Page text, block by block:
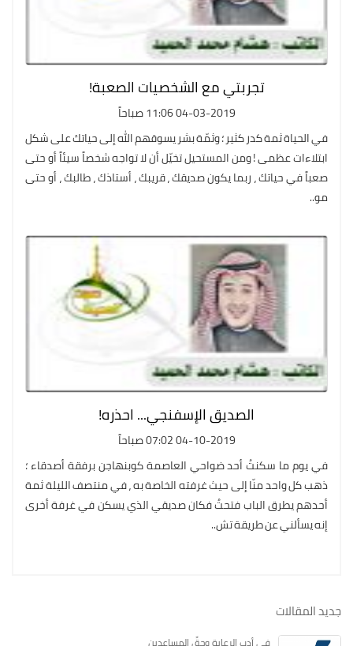
تجربتي مع الشخصيات الصعبة!
04-03-2019 11:06 صباحاً
في الحياة ثمة كدر كثير ؛ وثمّة بشر يسوقهم الله إلى حياتك على شكل
ابتلاءات عظمى ! ومن المستحيل تخيّل أن لا تواجه شخصاً سيئاً أو حتى
صعباً في حياتك ، ربما يكون صديقك ، قريبك ، أستاذك ، طالبك ، أو حتى
مو..
الصديق الإسفنجي... احذره!
04-10-2019 07:02 صباحاً
في يوم ما سكنتُ أحد ضواحي العاصمة كوبنهاجن برفقة أصدقاء ؛
ذهب كل واحد منّا إلى حيث غرفته الخاصة به ، في منتصف الليلة ثمة
أحدهم يطرق الباب فتحتُ فكان صديقي الذي يسكن في غرفة أخرى
إنه يسألني عن طريقة تش..
جديد المقالات